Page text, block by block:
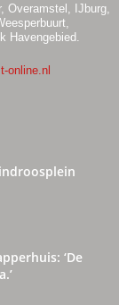
Overamstel, IJburg,
Havengebied.
online.nl
‘De